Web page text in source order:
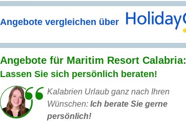
Angebote vergleichen über
Angebote für Maritim Resort Calabria:
Lassen Sie sich persönlich beraten!
Kalabrien Urlaub ganz nach Ihren
Wünschen: Ich berate Sie gerne
persönlich!